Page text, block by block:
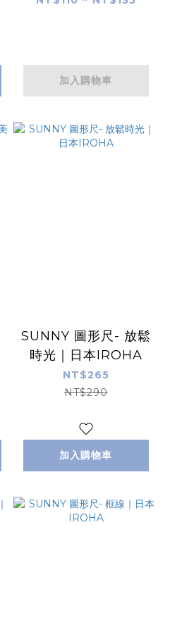
加入購物車
SUNNY 圖形尺- 放鬆
時光｜日本IROHA
NT$265
NT$290
加入購物車